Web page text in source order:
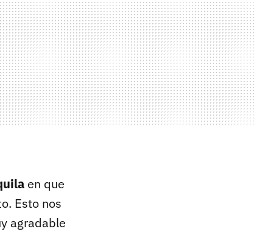
en que
Esto nos
agradable